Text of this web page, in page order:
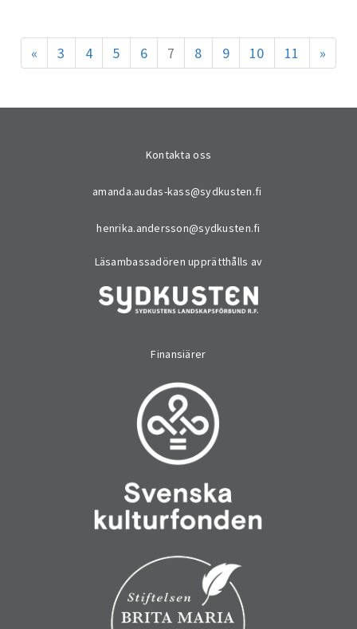
« 3 4 5 6 7 8 9 10 11 »
Kontakta oss
amanda.audas-kass@sydkusten.fi
henrika.andersson@sydkusten.fi
Läsambassadören upprätthålls av
Finansiärer